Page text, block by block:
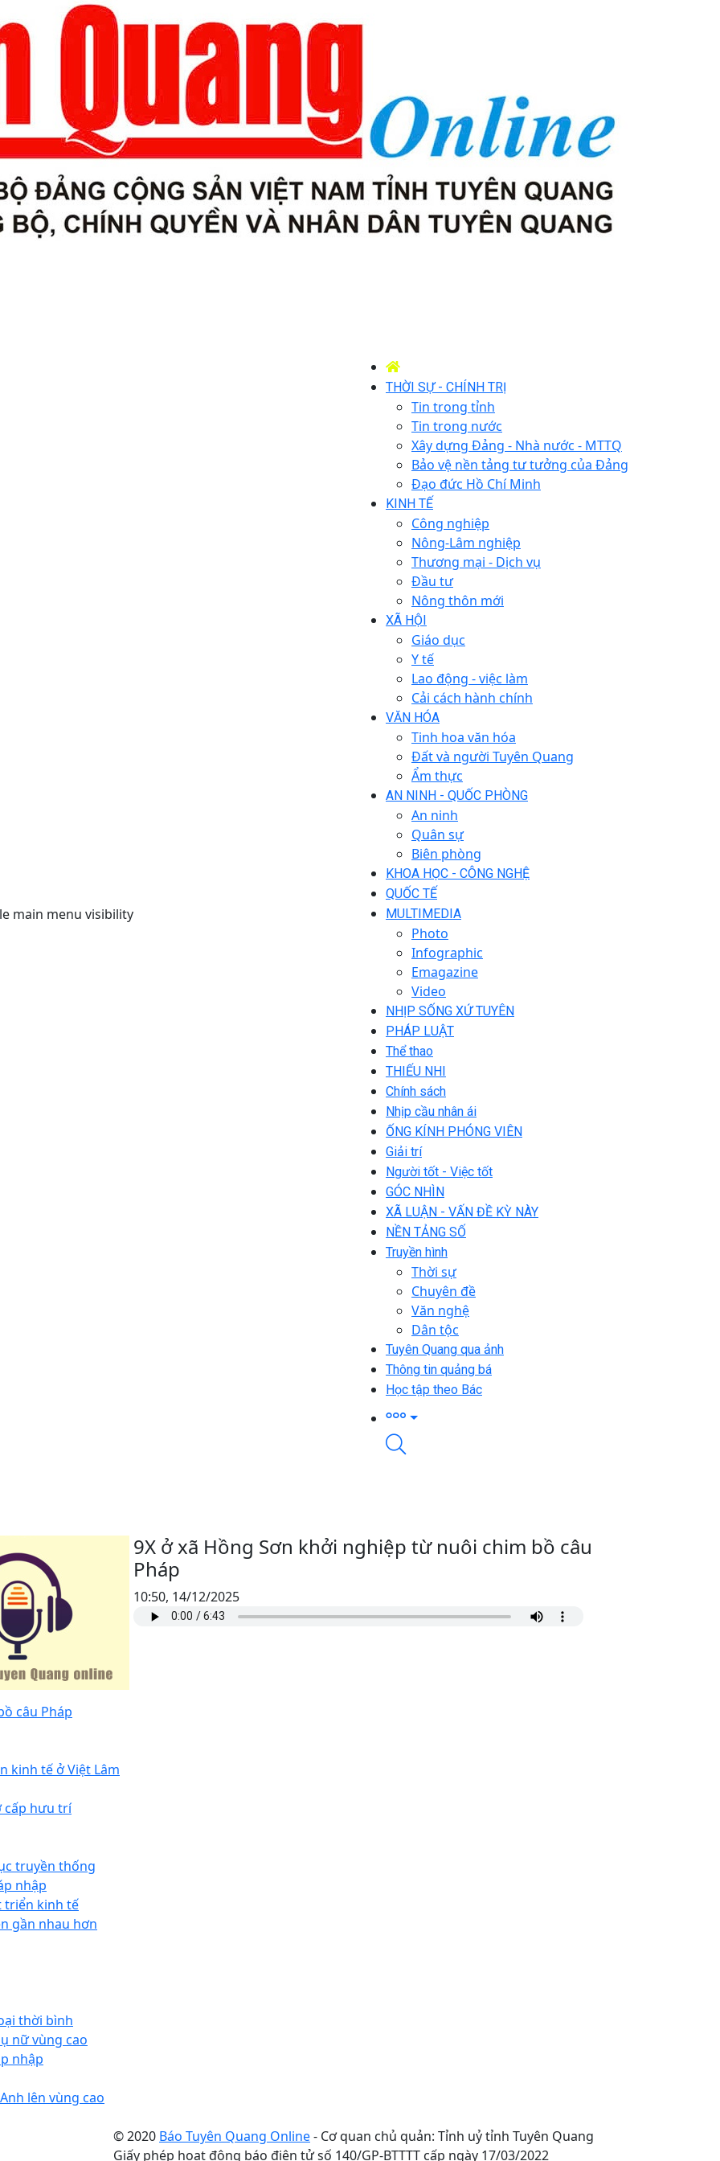
main menu visibility
THỜI SỰ - CHÍNH TRỊ
Tin trong tỉnh
Tin trong nước
Xây dựng Đảng - Nhà nước - MTTQ
Bảo vệ nền tảng tư tưởng của Đảng
Đạo đức Hồ Chí Minh
KINH TẾ
Công nghiệp
Nông-Lâm nghiệp
Thương mại - Dịch vụ
Đầu tư
Nông thôn mới
XÃ HỘI
Giáo dục
Y tế
Lao động - việc làm
Cải cách hành chính
VĂN HÓA
Tinh hoa văn hóa
Đất và người Tuyên Quang
Ẩm thực
AN NINH - QUỐC PHÒNG
An ninh
Quân sự
Biên phòng
KHOA HỌC - CÔNG NGHỆ
QUỐC TẾ
MULTIMEDIA
Photo
Infographic
Emagazine
Video
NHỊP SỐNG XỨ TUYÊN
PHÁP LUẬT
Thể thao
THIẾU NHI
Chính sách
Nhịp cầu nhân ái
ỐNG KÍNH PHÓNG VIÊN
Giải trí
Người tốt - Việc tốt
GÓC NHÌN
XÃ LUẬN - VẤN ĐỀ KỲ NÀY
NỀN TẢNG SỐ
Truyền hình
Thời sự
Chuyên đề
Văn nghệ
Dân tộc
Tuyên Quang qua ảnh
Thông tin quảng bá
Học tập theo Bác
9X ở xã Hồng Sơn khởi nghiệp từ nuôi chim bồ câu
Pháp
10:50, 14/12/2025
câu Pháp
kinh tế ở Việt Lâm
cấp hưu trí
truyền thống
nhập
triển kinh tế
gần nhau hơn
thời bình
nữ vùng cao
nhập
lên vùng cao
© 2020 Báo Tuyên Quang Online- Cơ quan chủ quản: Tỉnh uỷ tỉnh Tuyên Quang
Giấy phép hoạt động báo điện tử số 140/GP-BTTTT cấp ngày 17/03/2022